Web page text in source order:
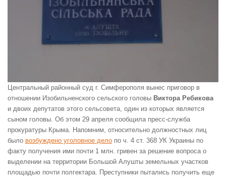
Центральный районный суд г. Симферополя вынес приговор в
отношении Изобильненского сельского головы Виктора Ребикова
и двоих депутатов этого сельсовета, один из которых является
сыном головы. Об этом 29 апреля сообщила пресс-служба
прокуратуры Крыма. Напомним, относительно должностных лиц
было возбуждено уголовное дело по ч. 4 ст. 368 УК Украины по
факту получения ими почти 1 млн. гривен за решение вопроса о
выделении на территории Большой Алушты земельных участков
площадью почти полгектара. Преступники пытались получить еще